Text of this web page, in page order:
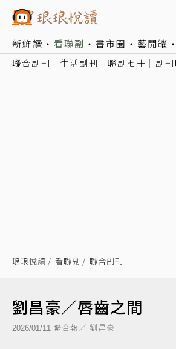
新鮮讀 看聯副 書市圈 藝開罐
聯合副刊 生活副刊 聯副七十 副
琅琅悅讀 看聯副 聯合副刊
劉昌豪／唇齒之間
2026/01/11 聯合報／ 劉昌豪